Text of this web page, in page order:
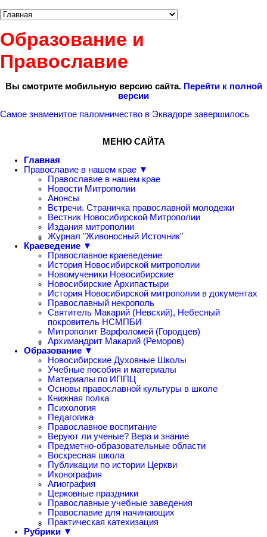
Образование и
Православие
Вы смотрите мобильную версию сайта. Перейти к полной
версии
Самое знаменитое паломничество в Эквадоре завершилось
МЕНЮ САЙТА
Главная
Православие в нашем крае ▼
Православие в нашем крае
Новости Митрополии
Анонсы
Встречи. Страничка православной молодежи
Вестник Новосибирской Митрополии
Издания митрополии
Журнал "Живоносный Источник"
Краеведение ▼
Православное краеведение
История Новосибирской митрополии
Новомученики Новосибирские
Новосибирские Архипастыри
История Новосибирской митрополии в документах
Православный некрополь
Святитель Макарий (Невский), Небесный
покровитель НСМПБИ
Митрополит Варфоломей (Городцев)
Архимандрит Макарий (Реморов)
Образование ▼
Новосибирские Духовные Школы
Учебные пособия и материалы
Материалы по ИППЦ
Основы православной культуры в школе
Книжная полка
Психология
Педагогика
Православное воспитание
Веруют ли ученые? Вера и знание
Предметно-образовательные области
Воскресная школа
Публикации по истории Церкви
Иконография
Агиография
Церковные праздники
Православные учебные заведения
Православие для начинающих
Практическая катехизация
Рубрики ▼